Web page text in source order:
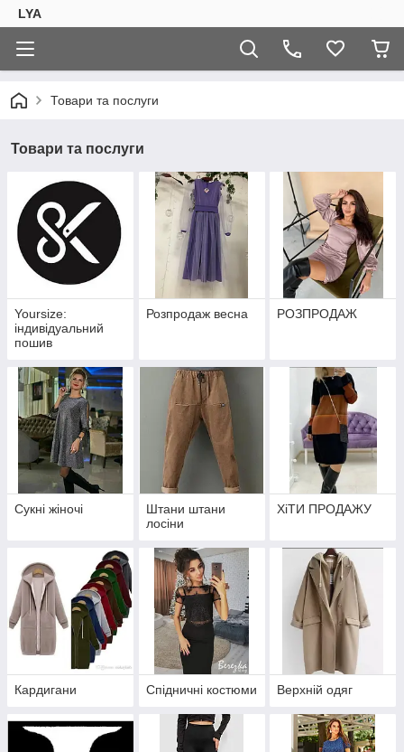
LYA
Товари та послуги
Товари та послуги
Yoursize:
індивідуальний
пошив
Розпродаж весна РОЗПРОДАЖ
Сукні жіночі
Штани штани
лосіни
ХіТИ ПРОДАЖУ
Кардигани Спідничні костюми Верхній одяг